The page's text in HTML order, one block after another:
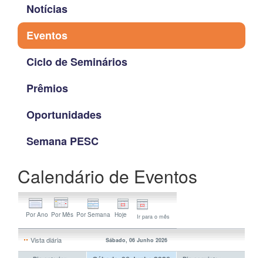
Notícias
Eventos
Ciclo de Seminários
Prêmios
Oportunidades
Semana PESC
Calendário de Eventos
Ir para o mês
Vista diária Sábado, 06 Junho 2026